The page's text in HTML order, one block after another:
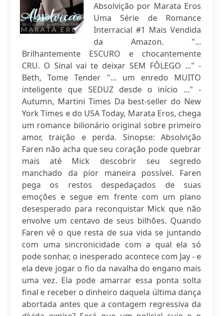
Absolvição por Marata Eros
Uma Série de Romance
Interracial #1 Mais Vendida
da Amazon. "...
Brilhantemente ESCURO e chocantemente
CRU. O Sinal vai te deixar SEM FÔLEGO ..." -
Beth, Tome Tender "... um enredo MUITO
inteligente que SEDUZ desde o início ..." -
Autumn, Martini Times Da best-seller do New
York Times e do USA Today, Marata Eros, chega
um romance bilionário original sobre primeiro
amor, traição e perda. Sinopse: Absolvição
Faren não acha que seu coração pode quebrar
mais até Mick descobrir seu segredo
manchado da pior maneira possível. Faren
pega os restos despedaçados de suas
emoções e segue em frente com um plano
desesperado para reconquistar Mick que não
envolve um centavo de seus bilhões. Quando
Faren vê o que resta de sua vida se juntando
com uma sincronicidade com a qual ela só
pode sonhar, o inesperado acontece com Jay - e
ela deve jogar o fio da navalha do engano mais
uma vez. Ela pode amarrar essa ponta solta
final e receber o dinheiro daquela última dança
abortada antes que a contagem regressiva da